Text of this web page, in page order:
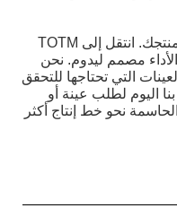
لا تدع قيود الفثالات تحد من إمكانات منتجك. انتقل إلى TOTM
مصمم ليدوم. نحن
التي تحتاجها للتحقق
اليوم لطلب عينة أو
نحو خط إنتاج أكثر